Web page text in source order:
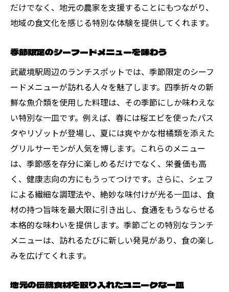
ユニークなコンセプトのカフェランチ
地元の人気店で味わうランチの魅力
武蔵境駅ランチで味わう地元の豊かさと調和
地元食材を生かしたヘルシーランチ
伝統とモダンが融合したランチメニュー
地元の醤油や味噌を使った深い味わい
地元の酒蔵の美酒とともに楽しむランチ
自然と調和したオーガニックランチ
食材の持ち味を活かしたシンプルランチ
心もお腹も満たされる武蔵境駅の絶品ランチ体
験
ボリューム満点のがっつりランチ
心温まる家庭料理でほっと一息
地元の名店で味わう絶品ランチセット
だけでなく、地元の農家を支援することにもつながり、
地域の食文化を感じる特別な体験を提供してくれます。
季節限定のシーフードメニューを味わう
武蔵境駅周辺のランチスポットでは、季節限定のシーフ
ードメニューが訪れる人々を魅了します。四季折々の新
鮮な魚介類を使用した料理は、その季節にしか味わえな
い特別な一皿です。例えば、春には桜エビを使ったパス
タやリゾットが登場し、夏には爽やかな柑橘類を添えた
グリルサーモンが人気を博します。これらのメニュー
は、季節感を存分に楽しめるだけでなく、栄養価も高
く、健康志向の方にもうってつけです。さらに、シェフ
による繊細な調理法や、絶妙な味付けが光る一皿は、食
材の持つ旨味を最大限に引き出し、食通をもうならせる
本格的な味わいを提供します。季節ごとの特別なランチ
メニューは、訪れるたびに新しい発見があり、食の楽し
みを広げてくれます。
地元の伝統食材を取り入れたユニークな一皿